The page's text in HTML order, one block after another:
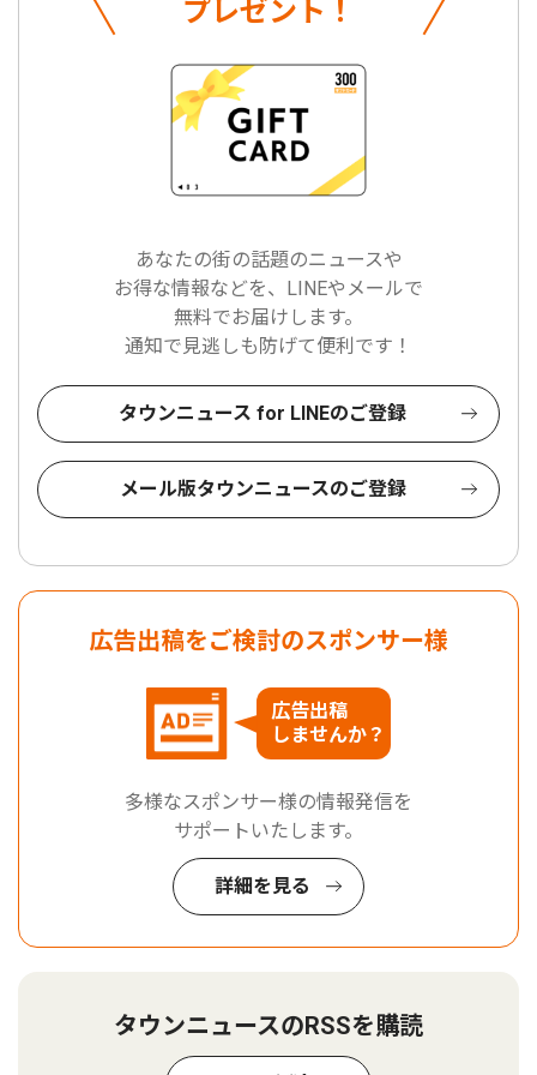
プレゼント！
あなたの街の話題のニュースや
お得な情報などを、LINEやメールで
無料でお届けします。
通知で見逃しも防げて便利です！
タウンニュース for LINEのご登録
メール版タウンニュースのご登録
広告出稿をご検討のスポンサー様
広告出稿
しませんか？
多様なスポンサー様の情報発信を
サポートいたします。
詳細を見る
タウンニュースのRSSを購読